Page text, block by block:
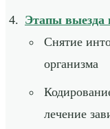
Этапы выезда
Снятие
организма
лечение